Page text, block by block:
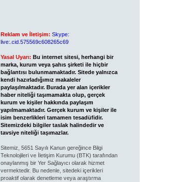
Reklam ve İletişim: Skype:
live:.cid.575569c608265c69
Yasal Uyarı: Bu internet sitesi, herhangi bir
marka, kurum veya şahıs şirketi ile hiçbir
bağlantısı bulunmamaktadır. Sitede yalnızca
kendi hazırladığımız makaleler
paylaşılmaktadır. Burada yer alan içerikler
haber niteliği taşımamakta olup, gerçek
kurum ve kişiler hakkında paylaşım
yapılmamaktadır. Gerçek kurum ve kişiler ile
isim benzerlikleri tamamen tesadüfidir.
Sitemizdeki bilgiler taslak halindedir ve
tavsiye niteliği taşımazlar.
Sitemiz, 5651 Sayılı Kanun gereğince Bilgi
Teknolojileri ve İletişim Kurumu (BTK) tarafından
onaylanmış bir Yer Sağlayıcı olarak hizmet
vermektedir. Bu nedenle, sitedeki içerikleri
proaktif olarak denetleme veya araştırma